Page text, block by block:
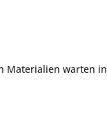
Materialien warten in